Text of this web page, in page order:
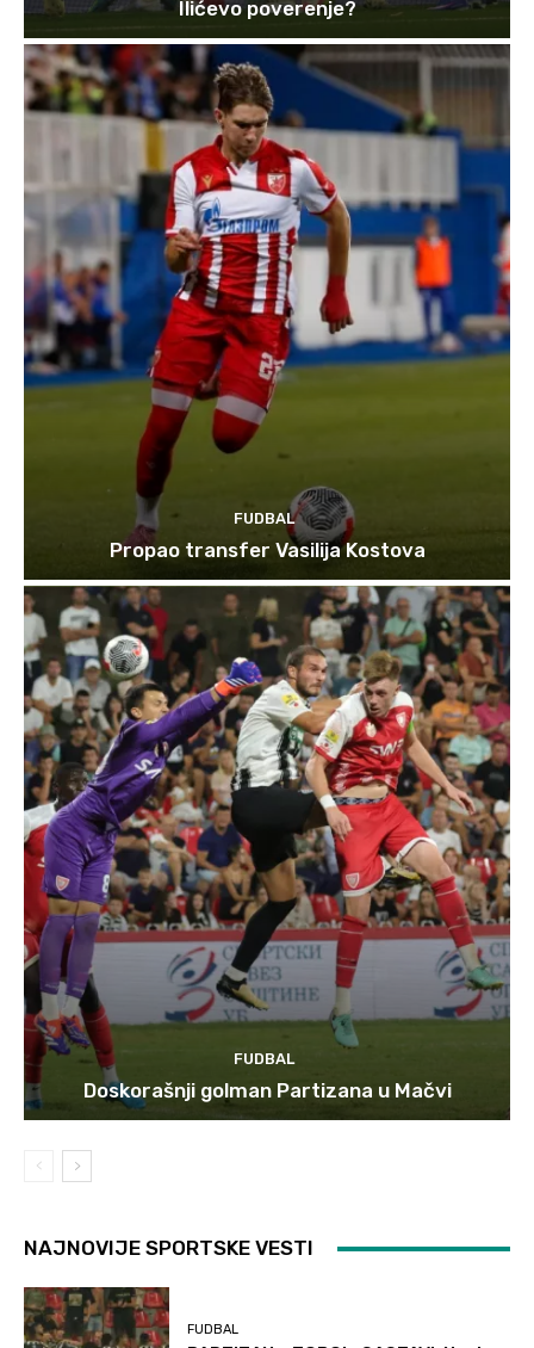
Ilićevo poverenje?
FUDBAL
Propao transfer Vasilija Kostova
FUDBAL
Doskorašnji golman Partizana u Mačvi
NAJNOVIJE SPORTSKE VESTI
FUDBAL